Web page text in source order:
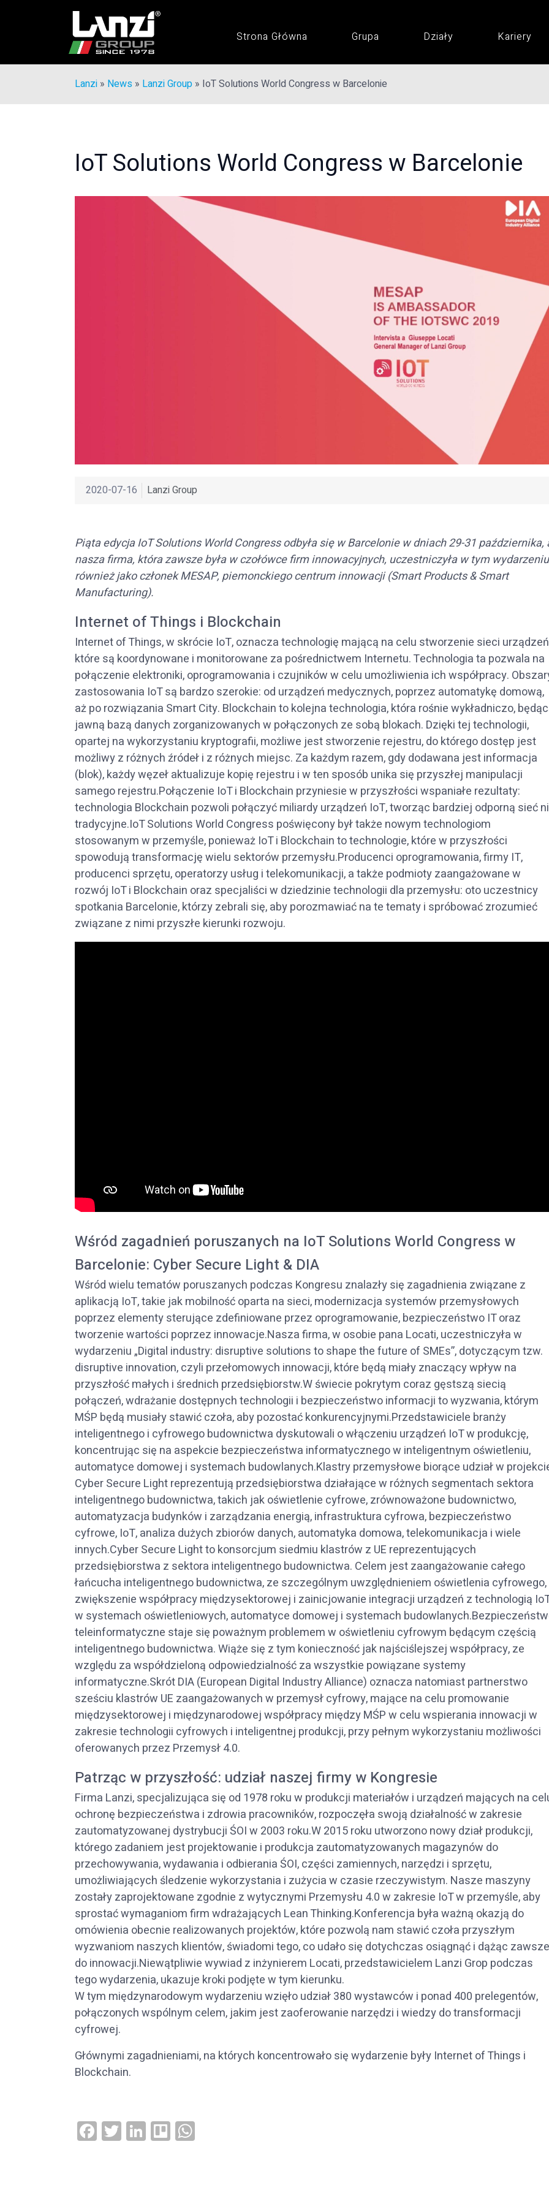
Strona Główna Grupa Działy Kariery
Lanzi » News » Lanzi Group » IoT Solutions World Congress w Barcelonie
IoT Solutions World Congress w Barcelonie
2020-07-16 Lanzi Group
Piąta edycja IoT Solutions World Congress odbyła się w Barcelonie w dniach 29-31 października,
nasza firma, która zawsze była w czołówce firm innowacyjnych, uczestniczyła w tym wydarzeniu
również jako członek MESAP, piemonckiego centrum innowacji (Smart Products & Smart
Manufacturing).
Internet of Things i Blockchain
Internet of Things, w skrócie IoT, oznacza technologię mającą na celu stworzenie sieci
które są koordynowane i monitorowane za pośrednictwem Internetu. Technologia ta pozwala na
połączenie elektroniki, oprogramowania i czujników w celu umożliwienia ich współpracy.
zastosowania IoT są bardzo szerokie: od urządzeń medycznych, poprzez automatykę domową,
aż po rozwiązania Smart City. Blockchain to kolejna technologia, która rośnie wykładniczo,
jawną bazą danych zorganizowanych w połączonych ze sobą blokach. Dzięki tej technologii,
opartej na wykorzystaniu kryptografii, możliwe jest stworzenie rejestru, do którego dostęp jest
możliwy z różnych źródeł i z różnych miejsc. Za każdym razem, gdy dodawana jest informacja
(blok), każdy węzeł aktualizuje kopię rejestru i w ten sposób unika się przyszłej manipulacji
samego rejestru.Połączenie IoT i Blockchain przyniesie w przyszłości wspaniałe rezultaty:
technologia Blockchain pozwoli połączyć miliardy urządzeń IoT, tworząc bardziej odporną sieć
tradycyjne.IoT Solutions World Congress poświęcony był także nowym technologiom
stosowanym w przemyśle, ponieważ IoT i Blockchain to technologie, które w przyszłości
spowodują transformację wielu sektorów przemysłu.Producenci oprogramowania, firmy IT,
producenci sprzętu, operatorzy usług i telekomunikacji, a także podmioty zaangażowane w
rozwój IoT i Blockchain oraz specjaliści w dziedzinie technologii dla przemysłu: oto uczestnicy
spotkania Barcelonie, którzy zebrali się, aby porozmawiać na te tematy i spróbować zrozumieć
związane z nimi przyszłe kierunki rozwoju.
Wśród zagadnień poruszanych na IoT Solutions World Congress w
Barcelonie: Cyber Secure Light & DIA
Wśród wielu tematów poruszanych podczas Kongresu znalazły się zagadnienia związane z
aplikacją IoT, takie jak mobilność oparta na sieci, modernizacja systemów przemysłowych
poprzez elementy sterujące zdefiniowane przez oprogramowanie, bezpieczeństwo IT oraz
tworzenie wartości poprzez innowacje.Nasza firma, w osobie pana Locati, uczestniczyła w
wydarzeniu „Digital industry: disruptive solutions to shape the future of SMEs”, dotyczącym tzw.
disruptive innovation, czyli przełomowych innowacji, które będą miały znaczący wpływ na
przyszłość małych i średnich przedsiębiorstw.W świecie pokrytym coraz gęstszą siecią
połączeń, wdrażanie dostępnych technologii i bezpieczeństwo informacji to wyzwania, którym
MŚP będą musiały stawić czoła, aby pozostać konkurencyjnymi.Przedstawiciele branży
inteligentnego i cyfrowego budownictwa dyskutowali o włączeniu urządzeń IoT w produkcję,
koncentrując się na aspekcie bezpieczeństwa informatycznego w inteligentnym oświetleniu,
automatyce domowej i systemach budowlanych.Klastry przemysłowe biorące udział w
Cyber Secure Light reprezentują przedsiębiorstwa działające w różnych segmentach sektora
inteligentnego budownictwa, takich jak oświetlenie cyfrowe, zrównoważone budownictwo,
automatyzacja budynków i zarządzania energią, infrastruktura cyfrowa, bezpieczeństwo
cyfrowe, IoT, analiza dużych zbiorów danych, automatyka domowa, telekomunikacja i wiele
innych.Cyber Secure Light to konsorcjum siedmiu klastrów z UE reprezentujących
przedsiębiorstwa z sektora inteligentnego budownictwa. Celem jest zaangażowanie całego
łańcucha inteligentnego budownictwa, ze szczególnym uwzględnieniem oświetlenia cyfrowego,
zwiększenie współpracy międzysektorowej i zainicjowanie integracji urządzeń z technologią
w systemach oświetleniowych, automatyce domowej i systemach
teleinformatyczne staje się poważnym problemem w oświetleniu cyfrowym będącym częścią
inteligentnego budownictwa. Wiąże się z tym konieczność jak najściślejszej współpracy, ze
względu za współdzieloną odpowiedzialność za wszystkie powiązane systemy
informatyczne.Skrót DIA (European Digital Industry Alliance) oznacza natomiast partnerstwo
sześciu klastrów UE zaangażowanych w przemysł cyfrowy, mające na celu promowanie
międzysektorowej i międzynarodowej współpracy między MŚP w celu wspierania innowacji w
zakresie technologii cyfrowych i inteligentnej produkcji, przy pełnym wykorzystaniu możliwości
oferowanych przez Przemysł 4.0.
Patrząc w przyszłość: udział naszej firmy w Kongresie
Firma Lanzi, specjalizująca się od 1978 roku w produkcji materiałów i urządzeń mających na
ochronę bezpieczeństwa i zdrowia pracowników, rozpoczęła swoją działalność w zakresie
zautomatyzowanej dystrybucji ŚOI w 2003 roku.W 2015 roku utworzono nowy dział produkcji,
którego zadaniem jest projektowanie i produkcja zautomatyzowanych magazynów do
przechowywania, wydawania i odbierania ŚOI, części zamiennych, narzędzi i sprzętu,
umożliwiających śledzenie wykorzystania i zużycia w czasie rzeczywistym. Nasze maszyny
zostały zaprojektowane zgodnie z wytycznymi Przemysłu 4.0 w zakresie IoT w przemyśle, aby
sprostać wymaganiom firm wdrażających Lean Thinking.Konferencja była ważną okazją do
omówienia obecnie realizowanych projektów, które pozwolą nam stawić czoła przyszłym
wyzwaniom naszych klientów, świadomi tego, co udało się dotychczas osiągnąć i dążąc zawsze
do innowacji.Niewątpliwie wywiad z inżynierem Locati, przedstawicielem Lanzi Grop podczas
tego wydarzenia, ukazuje kroki podjęte w tym kierunku.
W tym międzynarodowym wydarzeniu wzięło udział 380 wystawców i ponad 400 prelegentów,
połączonych wspólnym celem, jakim jest zaoferowanie narzędzi i wiedzy do transformacji
cyfrowej.
Głównymi zagadnieniami, na których koncentrowało się wydarzenie były Internet of Things i
Blockchain.
Facebook
Twitter
LinkedIn
Trello